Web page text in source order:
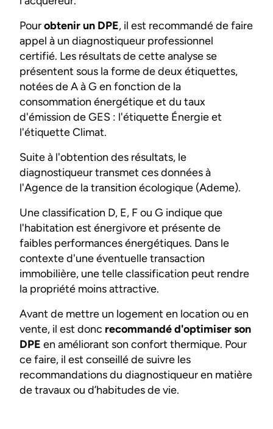
Pourobtenir un DPE, il est recommandé de faire
appel à un diagnostiqueur professionnel
certifié. Les résultats de cette analyse se
présentent sous la forme de deux étiquettes,
notées de A à G en fonction de la
consommation énergétique et du taux
d'émission de GES : l'étiquette Énergie et
l'étiquette Climat.
Suite à l'obtention des résultats, le
diagnostiqueur transmet ces données à
l'Agence de la transition écologique (Ademe).
Une classification D, E, F ou G indique que
l'habitation est énergivore et présente de
faibles performances énergétiques. Dans le
contexte d'une éventuelle transaction
immobilière, une telle classification peut rendre
la propriété moins attractive.
Avant de mettre un logement en location ou en
vente, il est donc recommandé d'optimiser son
DPE en améliorant son confort thermique. Pour
ce faire, il est conseillé de suivre les
recommandations du diagnostiqueur en matière
de travaux ou d’habitudes de vie.